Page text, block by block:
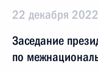
22 декабря 2022
Заседание
по